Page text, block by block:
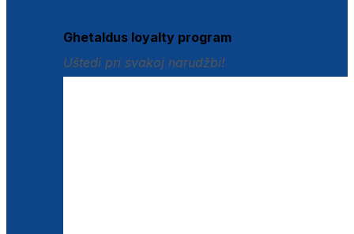
Ghetaldus loyalty program
Uštedi pri svakoj narudžbi!